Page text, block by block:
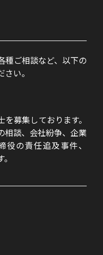
種ご相談など、以下の
さい。
募集しております。
相談、会社紛争、企業
の責任追及事件、